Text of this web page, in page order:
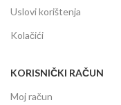
Uslovi korištenja
Kolačići
KORISNIČKI RAČUN
Moj račun